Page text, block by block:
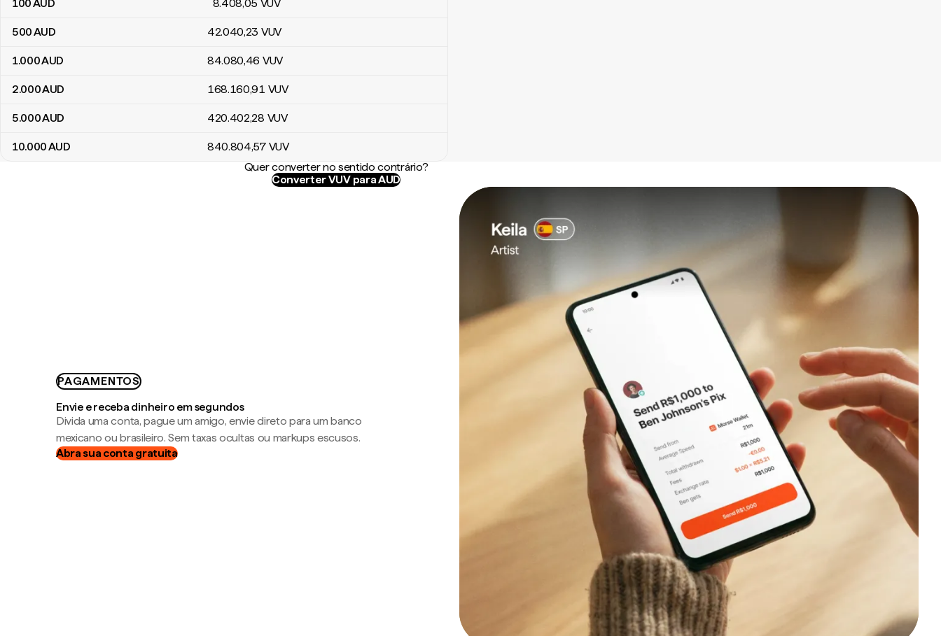
100AUD 8.408,05 VUV
500AUD 42.040,23 VUV
1.000AUD 84.080,46 VUV
2.000AUD 168.160,91 VUV
5.000AUD 420.402,28 VUV
10.000AUD 840.804,57 VUV
Quer converter no sentido contrário?
Converter VUV para AUD
PAGAMENTOS
Envie e receba dinheiro em segundos
Divida uma conta, pague um amigo, envie direto para um banco
mexicano ou brasileiro. Sem taxas ocultas ou markups escusos.
Abra sua conta gratuita